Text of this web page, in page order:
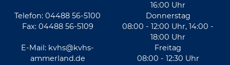
Telefon: 04488 56-5100
Fax: 04488 56-5109
E-Mail: kvhs@kvhs-
ammerland.de
16:00 Uhr
Donnerstag
08:00 - 12:00 Uhr, 14:00 -
18:00 Uhr
Freitag
08:00 - 12:30 Uhr